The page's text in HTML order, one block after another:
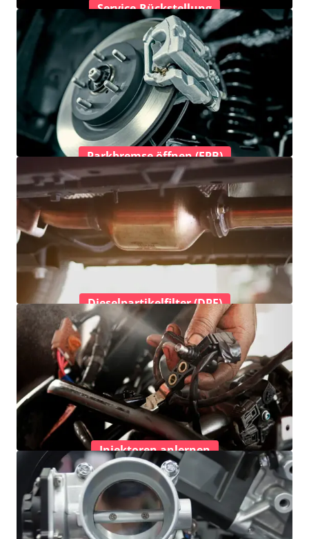
Service-Rückstellung
Parkbremse öffnen (EPB)
Dieselpartikelfilter (DPF)
Injektoren anlernen